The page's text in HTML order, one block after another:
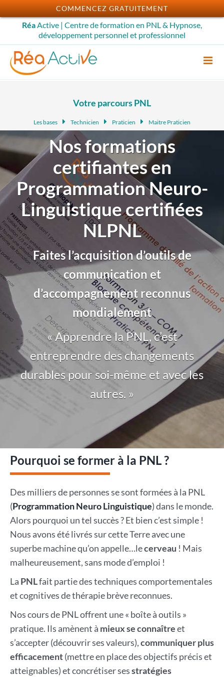
Passer
au
contenu
RéaActive | Centre de formation en PNL & Hypnose,
développement personnel et professionnel
Votre parcours PNL
Les bases Technicien Praticien Maitre Praticien
Nos formations
certifiantes en
Programmation Neuro-
Linguistique certifiées
NLPNL
Faites l’acquisition d’outils de
communication et
d’accompagnement reconnus
mondialement
« Apprendre la PNL, c’est
entreprendre des changements
durables pour soi-même et avec les
autres. »
Pourquoi se former à la PNL ?
Des milliers de personnes se sont formées à la PNL
(Programmation Neuro Linguistique) dans le monde.
Alors pourquoi un tel succès ? Et bien c’est simple !
Nous avons été livrés sur cette Terre avec une
superbe machine qu’on appelle…lecerveau ! Mais
malheureusement, sans mode d’emploi !
La PNLfait partie des techniques comportementales
et cognitives de thérapie brève reconnues.
Nos cours de PNL offrent une « boîte à outils »
pratique. Ils amènent à mieux se connaîtreet
s’accepter (découvrir ses valeurs),communiquer plus
efficacement(mettre en place des objectifs précis et
atteignables) et concrétiser sesstratégies
COMMENCEZ GRATUITEMENT